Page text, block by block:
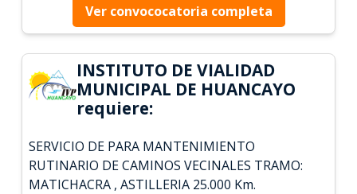
Ver convococatoria completa
INSTITUTO DE VIALIDAD
MUNICIPAL DE HUANCAYO
requiere:
SERVICIO DE PARA MANTENIMIENTO
RUTINARIO DE CAMINOS VECINALES TRAMO:
MATICHACRA , ASTILLERIA 25.000 Km.